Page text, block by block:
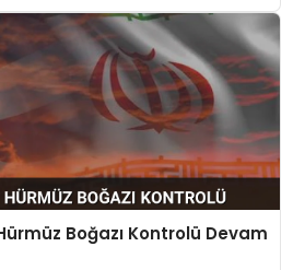
Boğazı Kontrolü Devam